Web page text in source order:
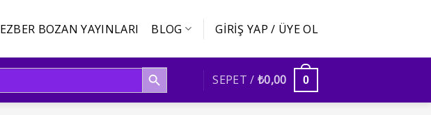
EZBER BOZAN YAYINLARI BLOG GIRIŞ YAP / ÜYE OL
SEARCH BUTTON
SEPET / ₺0,00 0